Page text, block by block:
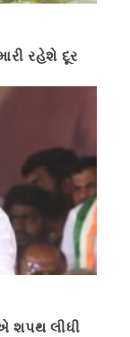
રહેશે દૂર
શપથ લીધી